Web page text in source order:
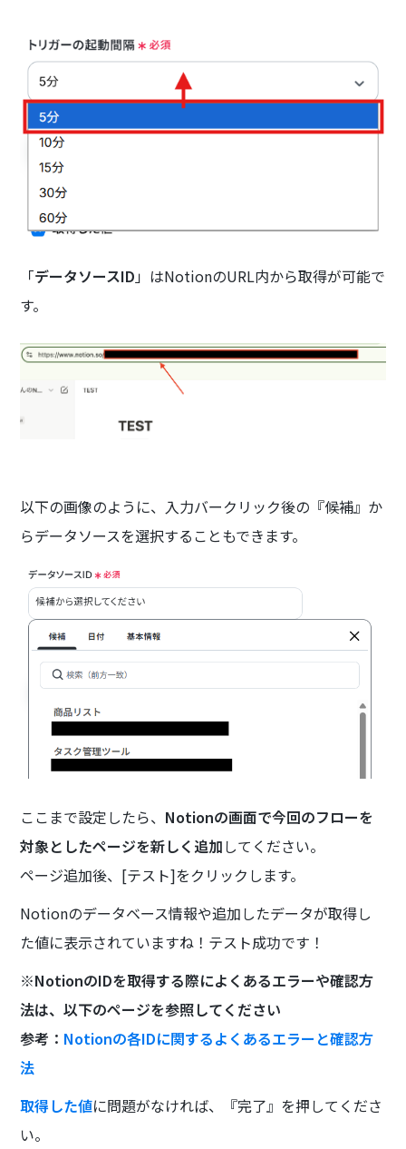
「データソースID」はNotionのURL内から取得が可能で
す。
以下の画像のように、入力バークリック後の『候補』か
らデータソースを選択することもできます。
ここまで設定したら、 Notionの画面で今回のフローを
対象としたページを新しく追加してください。
ページ追加後、[テスト]をクリックします。
Notionのデータベース情報や追加したデータが取得し
た値に表示されていますね！テスト成功です！
※NotionのIDを取得する際によくあるエラーや確認方
法は、以下のページを参照してください
参考： Notionの各IDに関するよくあるエラーと確認方
法
取得した値に問題がなければ、『完了』を押してくださ
い。